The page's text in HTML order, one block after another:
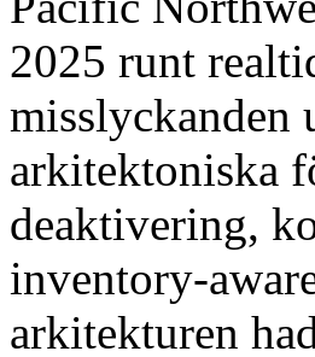
2025 runt
misslyckanden
arkitektoniska
deaktivering,
inventory-
arkitekturen